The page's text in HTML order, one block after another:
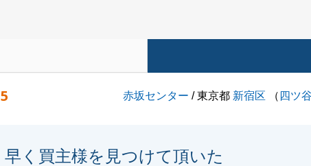
5 赤坂センター / 東京都 新宿区 （ 四ツ
早く買主様を見つけて頂いた